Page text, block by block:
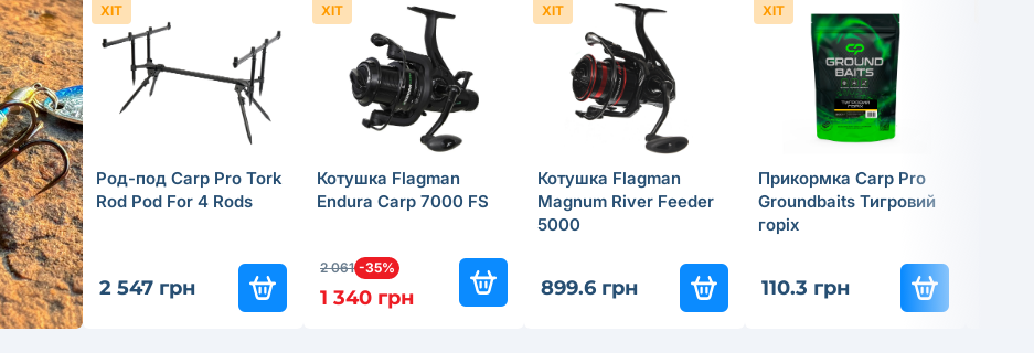
Род-под Carp Pro Tork
Rod Pod For 4 Rods
2 547 грн
ХІТ
Котушка Flagman
Endura Carp 7000 FS
2 061 -35%
1 340 грн
ХІТ
Котушка Flagman
Magnum River Feeder
5000
899.6 грн
ХІТ
Прикормка Carp Pro
Groundbaits Тигровий
горiх
110.3 грн
ХІТ